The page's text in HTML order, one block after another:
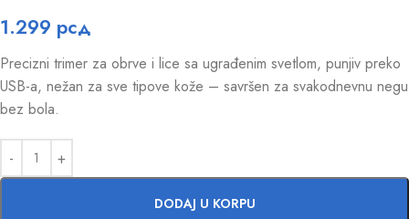
1.299 рсд
Precizni trimer za obrve i lice sa ugrađenim svetlom, punjiv preko
USB-a, nežan za sve tipove kože – savršen za svakodnevnu negu
bez bola.
DODAJ U KORPU